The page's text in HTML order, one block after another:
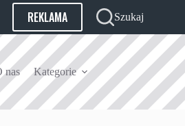
REKLAMA Szukaj
nas Kategorie